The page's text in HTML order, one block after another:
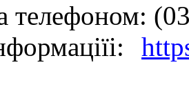
телефоном: